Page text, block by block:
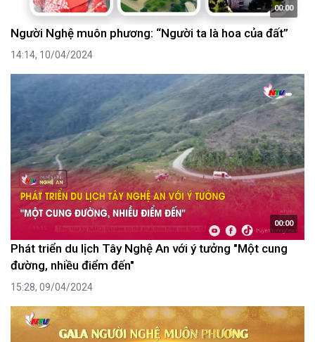
00:00
Người Nghệ muôn phương: “Người ta là hoa của đất”
14:14, 10/04/2024
00:00
Phát triển du lịch Tây Nghệ An với ý tưởng "Một cung
đường, nhiều điểm đến"
15:28, 09/04/2024